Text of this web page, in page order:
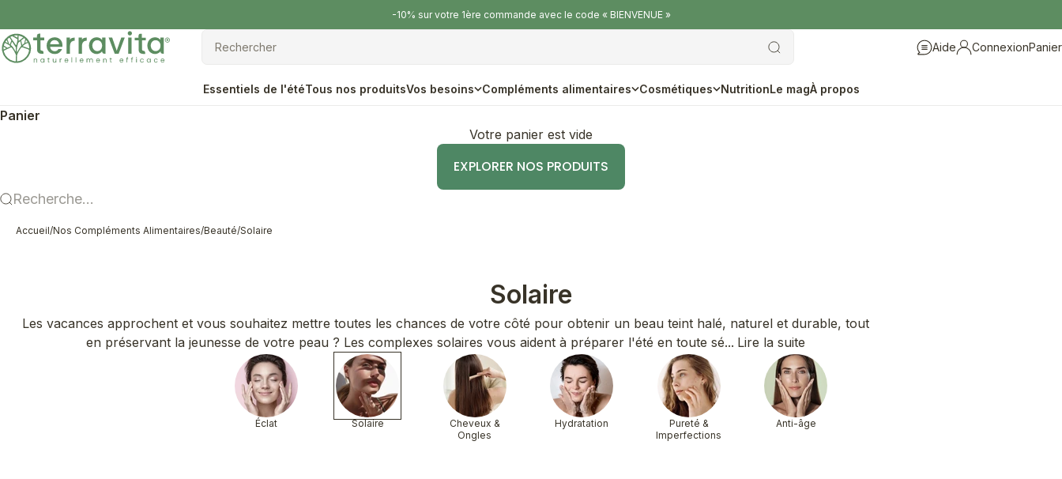
-10% sur votre 1ère commande avec le code « BIENVENUE »
Terravita
Rechercher
Rechercher
Essentiels de l'étéTous nos produitsVos besoins Compléments alimentaires Cosmétiques NutritionLe magÀ propos
Aide
Aide
Connexion
ConnexionPanier
Panier
Votre panier est vide
EXPLORER NOS PRODUITS
Recherche...
Accueil/Nos Compléments Alimentaires/Beauté/Solaire
Solaire
Les vacances approchent et vous souhaitez mettre toutes les chances de votre côté pour obtenir un beau teint halé, naturel et durable, tout
en préservant la jeunesse de votre peau ? Les complexes solaires vous aident à préparer l'été en toute sé... Lire la suite
Éclat Solaire
Cheveux &
Ongles
Hydratation
Pureté &
Imperfections
Anti-âge